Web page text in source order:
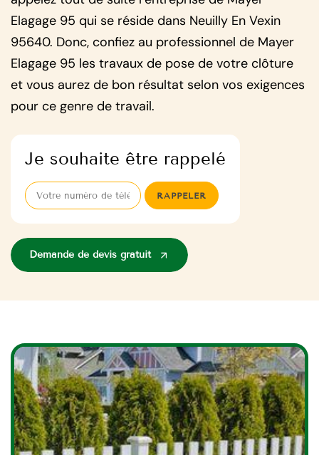
Elagage 95 qui se réside dans Neuilly En Vexin
95640. Donc, confiez au professionnel de Mayer
Elagage 95 les travaux de pose de votre clôture
et vous aurez de bon résultat selon vos exigences
pour ce genre de travail.
Je souhaite être rappelé
Demande de devis gratuit